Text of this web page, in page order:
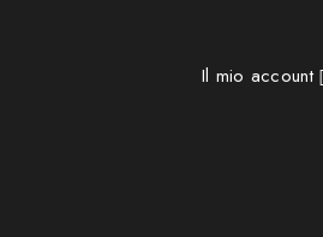
Il mio account